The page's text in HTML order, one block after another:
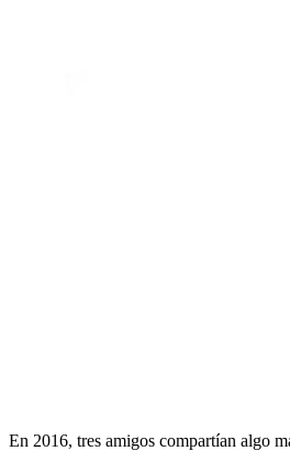
En 2016, tres amigos compartían algo